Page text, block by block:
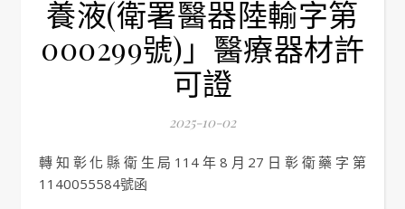
養液(衛署醫器陸輸字第
000299號)」醫療器材許
可證
2025-10-02
轉知彰化縣衛生局114年8月27日彰衛藥字第
1140055584號函